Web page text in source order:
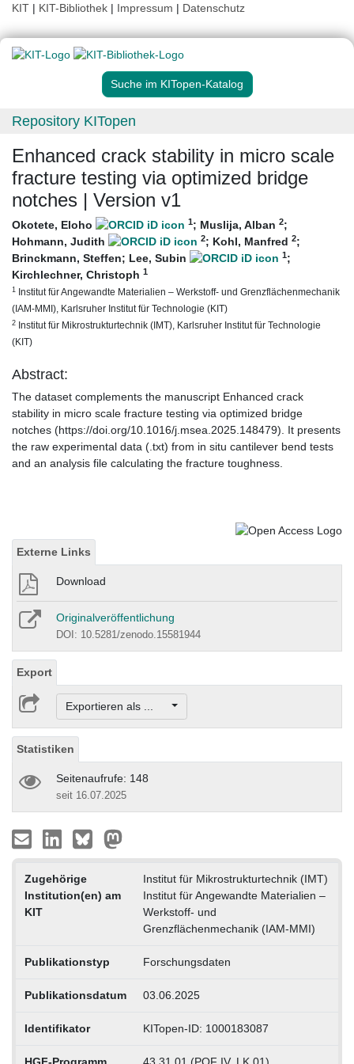
KIT | KIT-Bibliothek | Impressum | Datenschutz
Suche im KITopen-Katalog
Repository KITopen
Enhanced crack stability in micro scale
fracture testing via optimized bridge
notches | Version v1
Okotete, Eloho 1; Muslija, Alban 2;
Hohmann, Judith
2; Kohl, Manfred 2;
Brinckmann, Steffen; Lee, Subin 1;
Kirchlechner, Christoph 1
1 Institut für Angewandte Materialien – Werkstoff- und Grenzflächenmechanik
(IAM-MMI), Karlsruher Institut für Technologie (KIT)
2 Institut für Mikrostrukturtechnik (IMT), Karlsruher Institut für Technologie
(KIT)
Abstract:
The dataset complements the manuscript Enhanced crack
stability in micro scale fracture testing via optimized bridge
notches (https://doi.org/10.1016/j.msea.2025.148479). It presents
the raw experimental data (.txt) from in situ cantilever bend tests
and an analysis file calculating the fracture toughness.
Externe Links
Download
Originalveröffentlichung
DOI: 10.5281/zenodo.15581944
Export
Exportieren als ...
Statistiken
Seitenaufrufe: 148
seit 16.07.2025
Zugehörige
Institution(en) am
KIT
Institut für Mikrostrukturtechnik (IMT)
Institut für Angewandte Materialien –
Werkstoff- und
Grenzflächenmechanik (IAM-MMI)
Publikationstyp Forschungsdaten
Publikationsdatum 03.06.2025
Identifikator KITopen-ID: 1000183087